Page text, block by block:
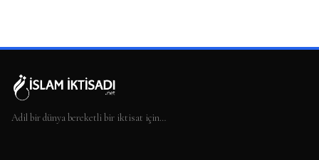
Adil bir dünya bereketli bir iktisat için…